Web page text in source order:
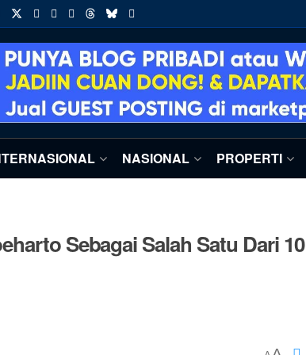
NASIONAL PROPERTI
Sebagai Salah Satu Dari 10